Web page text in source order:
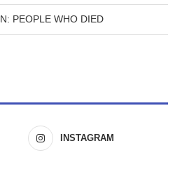
PEOPLE WHO DIED
INSTAGRAM